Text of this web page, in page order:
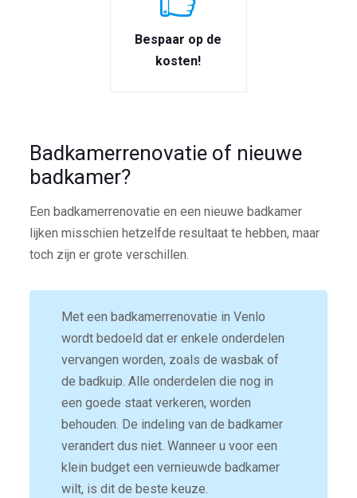
Bespaar op de
kosten!
Badkamerrenovatie of nieuwe
badkamer?
Een badkamerrenovatie en een nieuwe badkamer
lijken misschien hetzelfde resultaat te hebben, maar
toch zijn er grote verschillen.
Met een badkamerrenovatie in Venlo
wordt bedoeld dat er enkele onderdelen
vervangen worden, zoals de wasbak of
de badkuip. Alle onderdelen die nog in
een goede staat verkeren, worden
behouden. De indeling van de badkamer
verandert dus niet. Wanneer u voor een
klein budget een vernieuwde badkamer
wilt, is dit de beste keuze.